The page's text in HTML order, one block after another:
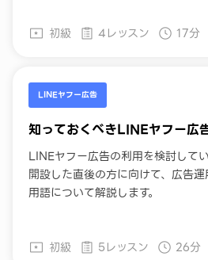
初級 4レッスン 17分
LINEヤフー広告
知っておくべきLINEヤフー広
LINEヤフー広告の利用を検討して
開設した直後の方に向けて、広告
用語について解説します。
初級 5レッスン 26分